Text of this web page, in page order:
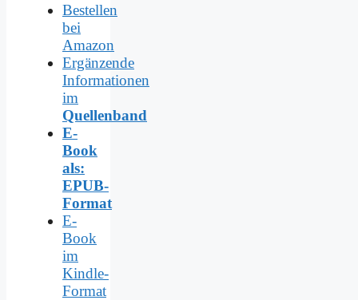
Bestellen
bei
Amazon
Ergänzende
Informationen
im
Quellenband
E-
Book
als:
EPUB-
Format
E-
Book
im
Kindle-
Format